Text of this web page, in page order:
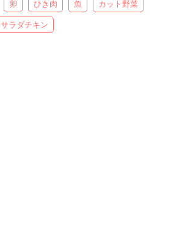
卵 ひき肉 魚 カット野菜
サラダチキン